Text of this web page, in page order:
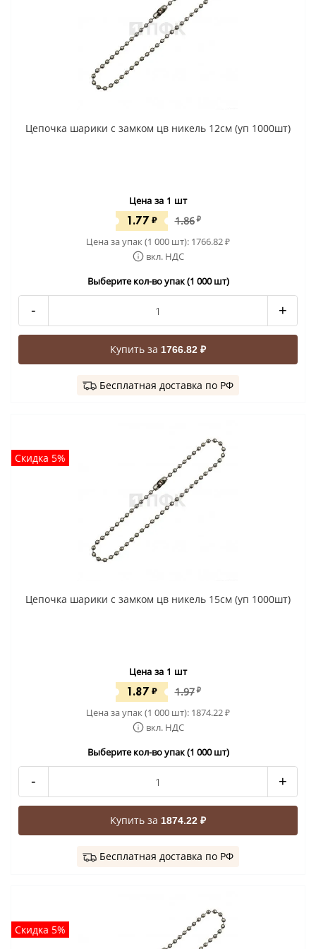
Цепочка шарики с замком цв никель 12см (уп 1000шт)
Цена за 1 шт
1.77 ₽ 1.86 ₽
Цена за упак (1 000 шт): 1766.82₽
вкл. НДС
Выберите кол-во упак (1 000 шт)
- +
Купить за 1766.82 ₽
Бесплатная доставка по РФ
Скидка 5%
Цепочка шарики с замком цв никель 15см (уп 1000шт)
Цена за 1 шт
1.87 ₽ 1.97 ₽
Цена за упак (1 000 шт): 1874.22₽
вкл. НДС
Выберите кол-во упак (1 000 шт)
- +
Купить за 1874.22 ₽
Бесплатная доставка по РФ
Скидка 5%